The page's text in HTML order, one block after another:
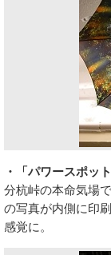
・「パワースポッ
分杭峠の本命気場
の写真が内側に印
感覚に。